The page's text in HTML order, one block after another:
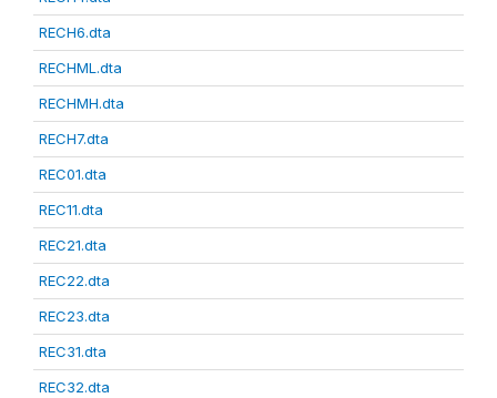
RECH6.dta
RECHML.dta
RECHMH.dta
RECH7.dta
REC01.dta
REC11.dta
REC21.dta
REC22.dta
REC23.dta
REC31.dta
REC32.dta